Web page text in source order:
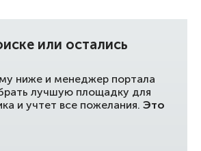
или остались
ниже и менеджер портала
лучшую площадку для
и учтет все пожелания. Это